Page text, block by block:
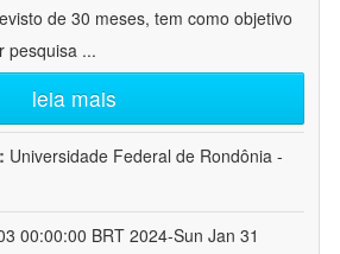
de 30 meses, tem como objetivo
pesquisa ...
leia mais
Universidade Federal de Rondônia -
00:00:00 BRT 2024-Sun Jan 31